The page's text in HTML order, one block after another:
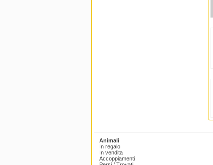
Animali
In regalo
In vendita
Accoppiamenti